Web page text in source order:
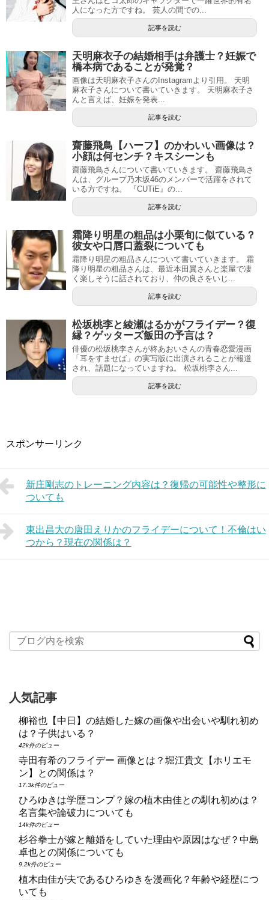
人になった方ですね。 芸人の間での...
記事を読む
天明麻衣子の結婚相手は弁護士？妊娠で
橋本病であることが発覚？
画像は天明麻衣子さんのInstagramより引用。 天明
麻衣子さんについて書いていきます。 天明麻衣子さ
んと言えば、妊娠を発表...
記事を読む
齋藤飛鳥【ハーフ】のかわいい画像は？
小顔は何センチ？キスシーンも
齋藤飛鳥さんについて書いていきます。 齋藤飛鳥さ
んは、グループ乃木坂46のメンバーで活躍をされて
いる方ですね。 『CUTiE』の...
記事を読む
霜降り明星の粗品は小栗旬に似ている？
彼女や口唇口蓋裂についても
霜降り明星の粗品さんについて書いていきます。 霜
降り明星の粗品さんは、最近本田翼さんと楽屋で凄
く楽しそうに話されており、仲の良さをいじ...
記事を読む
松坂桃李と綾瀬はるかがフライデー？復
縁？ゲッターズ飯田の予言は？
俳優の松坂桃李さんが柊あおいさんの青春恋愛漫画
「耳をすませば」の実写版に出演されることが報道
され、話題になっていますね。 松坂桃李さん...
記事を読む
スポンサーリンク
新庄剛志のトレーニング内容は？復帰の可能性や整形に
ついても
東出昌大の唐田えりかのフライデーについて！不倫はい
つから？現在の関係は？
人気記事
柳裕也【中日】の結婚した嫁の画像や出会いや馴れ初め
は？子供はいる？
42k件のビュー
寺田有希のフライデー 画像とは？堀江貴文【ホリエモ
ン】との関係は？
17.3k件のビュー
ひろゆきは学歴コンプ？嫁の植木由佳との馴れ初めは？
名言集や論破力についても
14k件のビュー
杉谷拳士が嫁と離婚をしていた理由や原因はなぜ？中島
卓也との関係についても
9.2k件のビュー
植木由佳が夫であるひろゆきを漫画化？年齢や経歴につ
いても